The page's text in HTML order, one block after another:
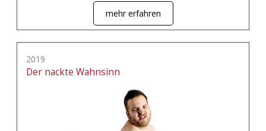
mehr erfahren
2019
Der nackte Wahnsinn